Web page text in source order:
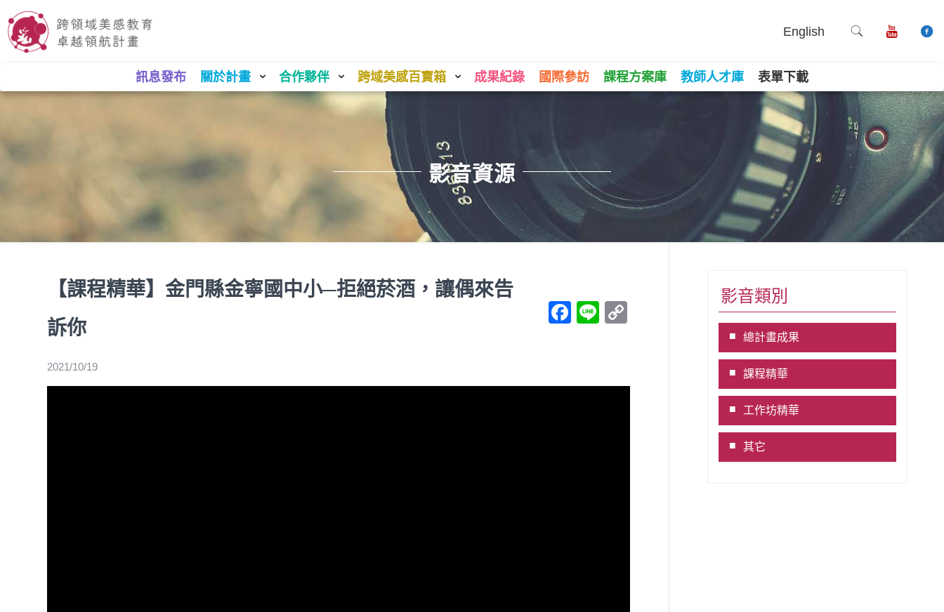
English
訊息發布 關於計畫 合作夥伴 跨域美感百寶箱 成果紀錄 國際參訪 課程方案庫 教師人才庫 表單下載
影音資源
【課程精華】金門縣金寧國中小─拒絕菸酒，讓偶來告
訴你
Facebook
Line
2021/10/19
影音類別
總計畫成果
課程精華
工作坊精華
其它